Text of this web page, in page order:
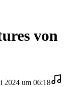
von
2024 um 06:18